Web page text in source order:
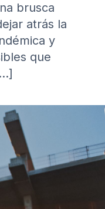
brusca
atrás la
y
que